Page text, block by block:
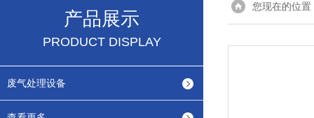
产品展示
PRODUCT DISPLAY
废气处理设备
您现在的位置